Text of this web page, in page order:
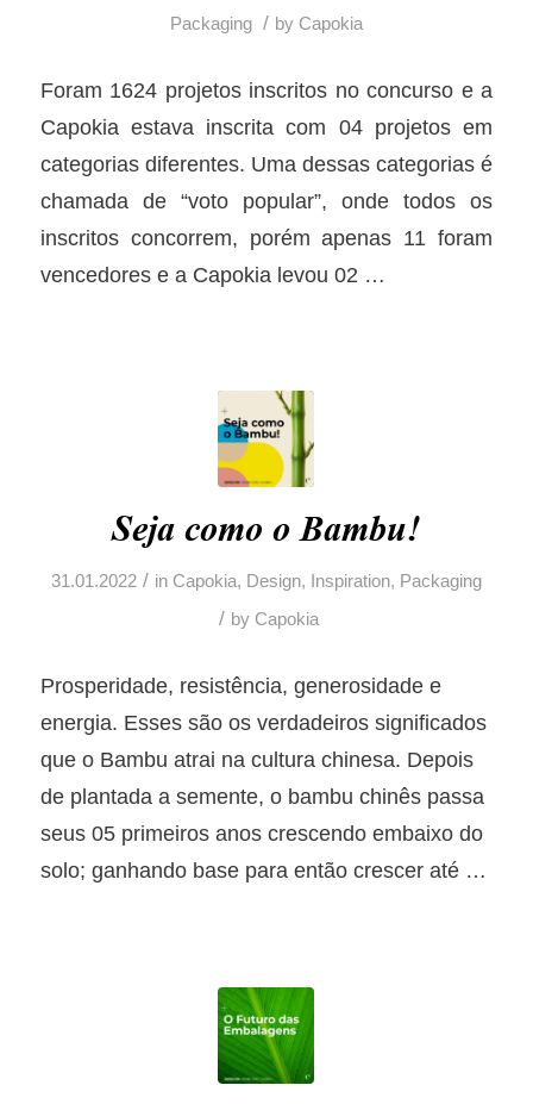
Packaging / by Capokia
Foram 1624 projetos inscritos no concurso e a
Capokia estava inscrita com 04 projetos em
categorias diferentes. Uma dessas categorias é
chamada de “voto popular”, onde todos os
inscritos concorrem, porém apenas 11 foram
vencedores e a Capokia levou 02 …
Seja como o Bambu!
31.01.2022 / in Capokia, Design, Inspiration, Packaging
/ by Capokia
Prosperidade, resistência, generosidade e
energia. Esses são os verdadeiros significados
que o Bambu atrai na cultura chinesa. Depois
de plantada a semente, o bambu chinês passa
seus 05 primeiros anos crescendo embaixo do
solo; ganhando base para então crescer até …